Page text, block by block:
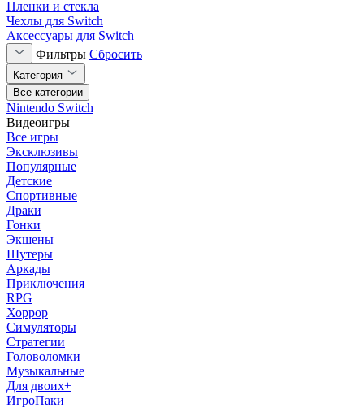
Пленки и стекла
Чехлы для Switch
Аксессуары для Switch
Фильтры Сбросить
Категория
Все категории
Nintendo Switch
Видеоигры
Все игры
Эксклюзивы
Популярные
Детские
Спортивные
Драки
Гонки
Экшены
Шутеры
Аркады
Приключения
RPG
Хоррор
Симуляторы
Стратегии
Головоломки
Музыкальные
Для двоих+
ИгроПаки